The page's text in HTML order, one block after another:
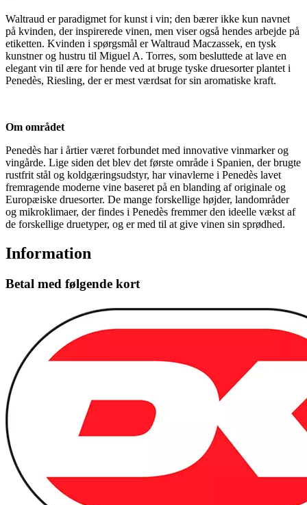
Waltraud er paradigmet for kunst i vin; den bærer ikke kun navnet
på kvinden, der inspirerede vinen, men viser også hendes arbejde på
etiketten. Kvinden i spørgsmål er Waltraud Maczassek, en tysk
kunstner og hustru til Miguel A. Torres, som besluttede at lave en
elegant vin til ære for hende ved at bruge tyske druesorter plantet i
Penedès, Riesling, der er mest værdsat for sin aromatiske kraft.
Om området
Penedès har i årtier været forbundet med innovative vinmarker og
vingårde. Lige siden det blev det første område i Spanien, der brugte
rustfrit stål og koldgæringsudstyr, har vinavlerne i Penedès lavet
fremragende moderne vine baseret på en blanding af originale og
Europæiske druesorter. De mange forskellige højder, landområder
og mikroklimaer, der findes i Penedès fremmer den ideelle vækst af
de forskellige druetyper, og er med til at give vinen sin sprødhed.
Information
Betal med følgende kort